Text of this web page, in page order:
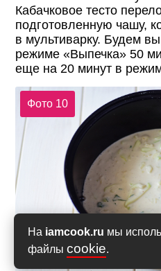
На iamcook.ru мы
файлы cookie.
Кабачковое тесто
подготовленную чашу,
в мультиварку. Будем
режиме «Выпечка» 50
еще на 20 минут в
Фото 10